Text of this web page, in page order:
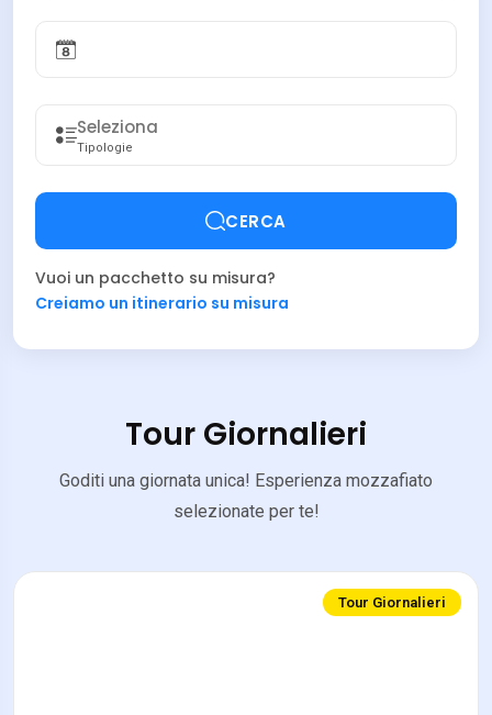
Tipologie
CERCA
Vuoi un pacchetto su misura?
Creiamo un itinerario su misura
Tour Giornalieri
Goditi una giornata unica! Esperienza mozzafiato
selezionate per te!
Tour Giornalieri